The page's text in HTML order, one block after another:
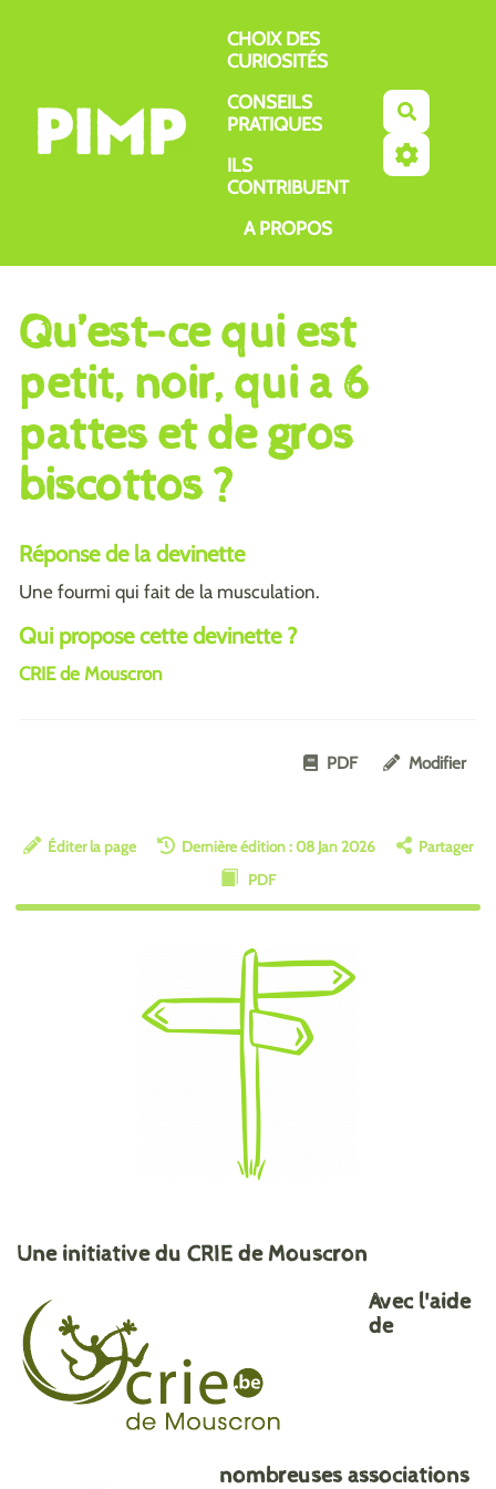
CHOIX DES
CURIOSITÉS
CONSEILS
PRATIQUES
ILS
CONTRIBUENT
A PROPOS
Qu’est-ce qui est
petit, noir, qui a 6
pattes et de gros
biscottos ?
Réponse de la devinette
Une fourmi qui fait de la musculation.
Qui propose cette devinette ?
CRIE de Mouscron
PDF Modifier
Éditer la page Dernière édition : 08 Jan 2026
Partager
PDF
Une initiative du CRIE de Mouscron
Avec l'aide
de
nombreuses associations